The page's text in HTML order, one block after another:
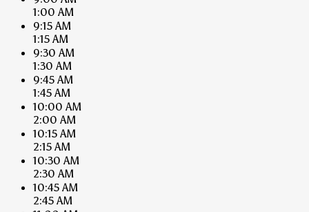
1:00 AM
9:15 AM
1:15 AM
9:30 AM
1:30 AM
9:45 AM
1:45 AM
10:00 AM
2:00 AM
10:15 AM
2:15 AM
10:30 AM
2:30 AM
10:45 AM
2:45 AM